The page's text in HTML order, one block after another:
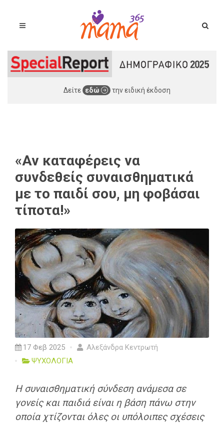
Δείτε εδώ την ειδική έκδοση
«Αν καταφέρεις να
συνδεθείς συναισθηματικά
με το παιδί σου, μη φοβάσαι
τίποτα!»
17 Φεβ 2025
Αλεξάνδρα Κεντρωτή
ΨΥΧΟΛΟΓΙΑ
Η συναισθηματική σύνδεση ανάμεσα σε
γονείς και παιδιά είναι η βάση πάνω στην
οποία χτίζονται όλες οι υπόλοιπες σχέσεις